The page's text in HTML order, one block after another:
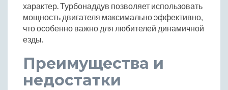
характер. Турбонаддув позволяет использовать
мощность двигателя максимально эффективно,
что особенно важно для любителей динамичной
езды.
Преимущества и
недостатки